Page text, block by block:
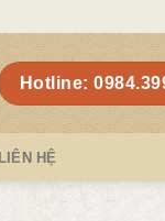
Hotline:
LIÊN HỆ